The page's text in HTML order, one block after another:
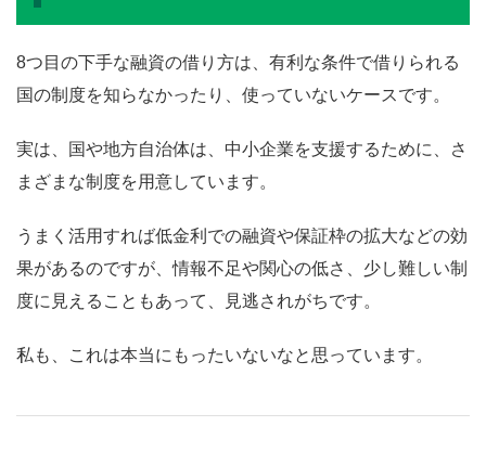
8つ目の下手な融資の借り方は、有利な条件で借りられる
国の制度を知らなかったり、使っていないケースです。
実は、国や地方自治体は、中小企業を支援するために、さ
まざまな制度を用意しています。
うまく活用すれば低金利での融資や保証枠の拡大などの効
果があるのですが、情報不足や関心の低さ、少し難しい制
度に見えることもあって、見逃されがちです。
私も、これは本当にもったいないなと思っています。